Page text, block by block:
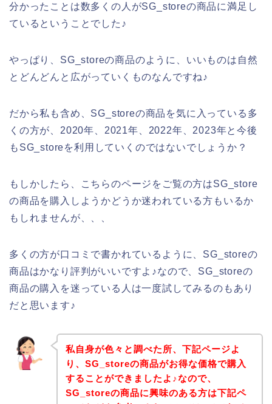
分かったことは数多くの人がSG_storeの商品に満足し
ているということでした♪
やっぱり、SG_storeの商品のように、いいものは自然
とどんどんと広がっていくものなんですね♪
だから私も含め、SG_storeの商品を気に入っている多
くの方が、2020年、2021年、2022年、2023年と今後
もSG_storeを利用していくのではないでしょうか？
もしかしたら、こちらのページをご覧の方はSG_store
の商品を購入しようかどうか迷われている方もいるか
もしれませんが、、、
多くの方が口コミで書かれているように、SG_storeの
商品はかなり評判がいいですよ♪なので、SG_storeの
商品の購入を迷っている人は一度試してみるのもあり
だと思います♪
私自身が色々と調べた所、下記ページよ
り、SG_storeの商品がお得な価格で購入
することができましたよ♪なので、
SG_storeの商品に興味のある方は下記ペ